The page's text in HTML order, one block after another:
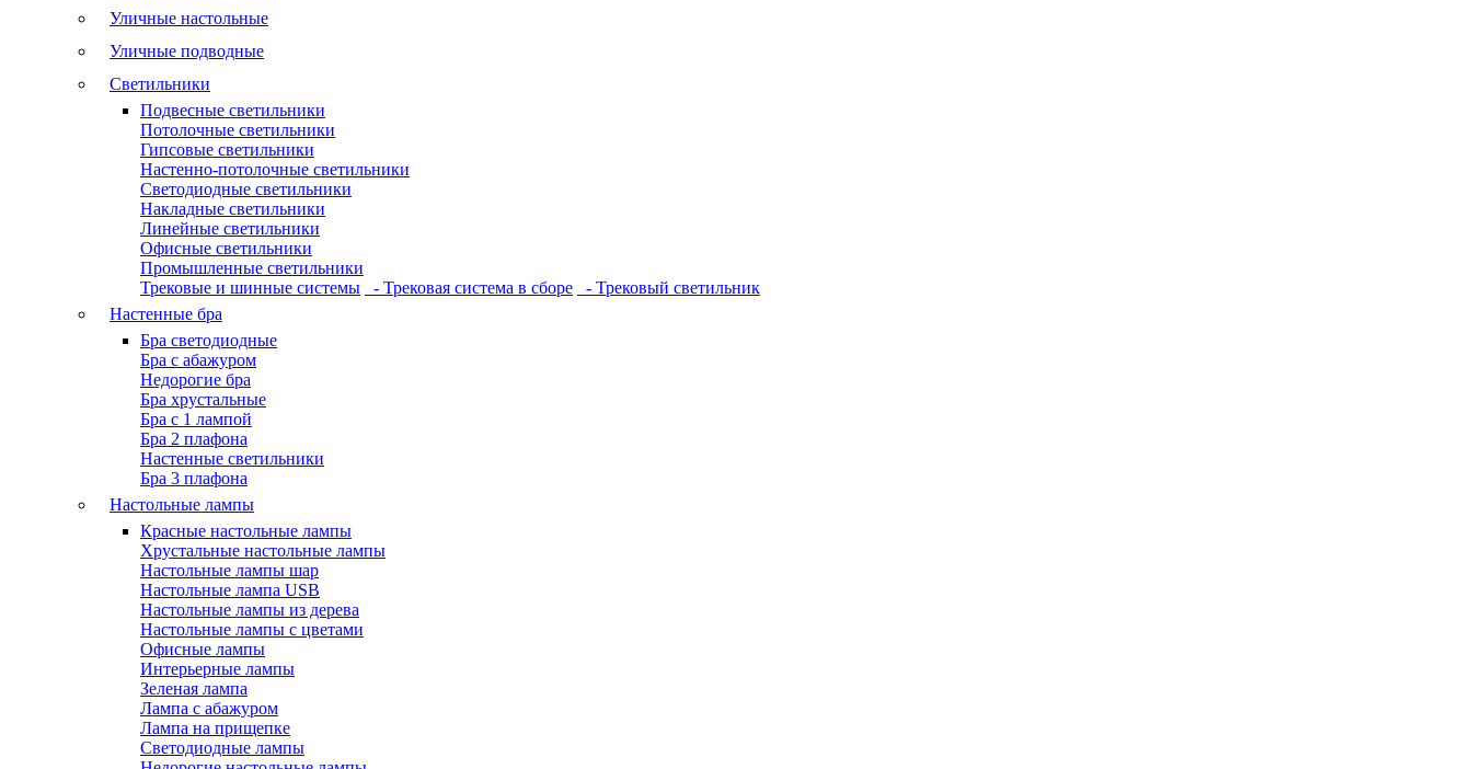
Уличные настольные
Уличные подводные
Светильники
Подвесные светильники
Потолочные светильники
Гипсовые светильники
Настенно-потолочные светильники
Светодиодные светильники
Накладные светильники
Линейные светильники
Офисные светильники
Промышленные светильники
Трековые и шинные системы
- Трековая система в сборе
- Трековый светильник
Настенные бра
Бра светодиодные
Бра с абажуром
Недорогие бра
Бра хрустальные
Бра с 1 лампой
Бра 2 плафона
Настенные светильники
Бра 3 плафона
Настольные лампы
Красные настольные лампы
Хрустальные настольные лампы
Настольные лампы шар
Настольные лампа USB
Настольные лампы из дерева
Настольные лампы с цветами
Офисные лампы
Интерьерные лампы
Зеленая лампа
Лампа с абажуром
Лампа на прищепке
Светодиодные лампы